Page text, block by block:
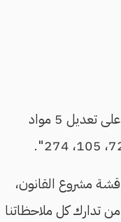
أعلنت نقابة المحامين، اليوم، موافقة لجنة الشؤون الدستورية والتشريعية بمجلس النواب على تعديل 5 مواد
مشروع القانون،
تدارك كل ملاحظاتنا